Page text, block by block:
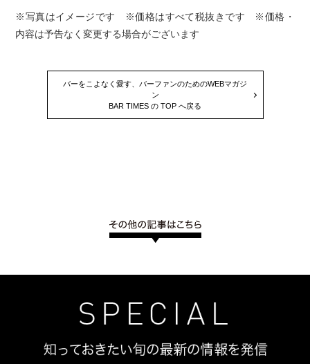
※写真はイメージです ※価格はすべて税抜きです ※価格・
内容は予告なく変更する場合がございます
バーをこよなく愛す、バーファンのためのWEBマガジ
ン
BAR TIMES の TOP へ戻る